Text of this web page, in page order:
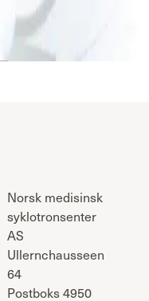
Norsk medisinsk
syklotronsenter
AS
Ullernchausseen
64
Postboks 4950